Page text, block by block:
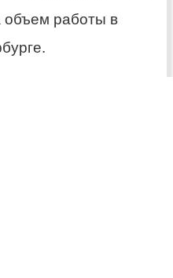
объем работы в